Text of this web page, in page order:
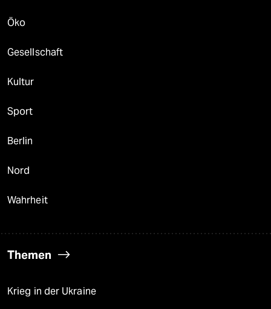
Öko
Gesellschaft
Kultur
Sport
Berlin
Nord
Wahrheit
Themen
Krieg in der Ukraine